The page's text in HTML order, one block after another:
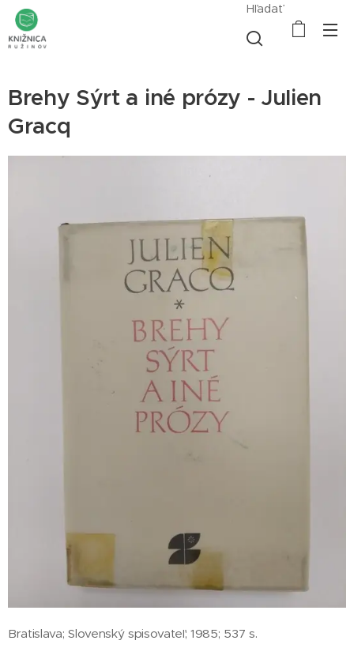
Hľadať
Brehy Sýrt a iné prózy - Julien
Gracq
Bratislava; Slovenský spisovateľ; 1985; 537 s.